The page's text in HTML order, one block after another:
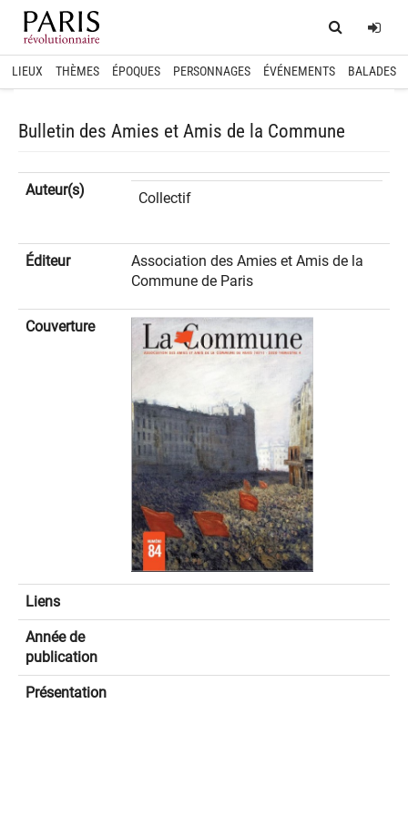
Home
LIEUX THÈMES ÉPOQUES PERSONNAGES ÉVÉNEMENTS BALADES
Bulletin des Amies et Amis de la Commune
Auteur(s) Collectif
Éditeur
Association des Amies et Amis de la
Commune de Paris
Couverture
Liens
Année de
publication
Présentation